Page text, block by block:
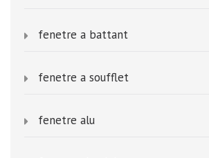
fenetre a battant
fenetre a soufflet
fenetre alu